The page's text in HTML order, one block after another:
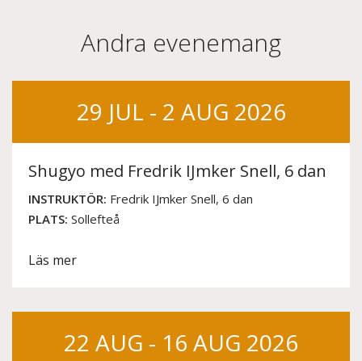
Andra evenemang
29 JUL - 2 AUG 2026
Shugyo med Fredrik IJmker Snell, 6 dan
INSTRUKTÖR: Fredrik IJmker Snell, 6 dan
PLATS: Sollefteå
Läs mer
22 AUG - 16 AUG 2026